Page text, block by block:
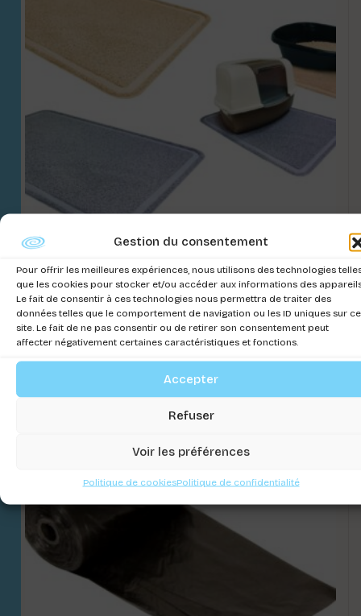
Gestion du consentement
Pour offrir les meilleures expériences, nous utilisons des technologies
que les cookies pour stocker et/ou accéder aux informations des
Le fait de consentir à ces technologies nous permettra de traiter des
données telles que le comportement de navigation ou les ID uniques sur ce
site. Le fait de ne pas consentir ou de retirer son consentement peut
affecter négativement certaines caractéristiques et fonctions.
Accepter
Refuser
Voir les préférences
Politique de cookiesPolitique de confidentialité
EXTÉR.TAPIS TOILETTE XL 60x90cm
MIX.COL
Connectez-vous pour voir les prix